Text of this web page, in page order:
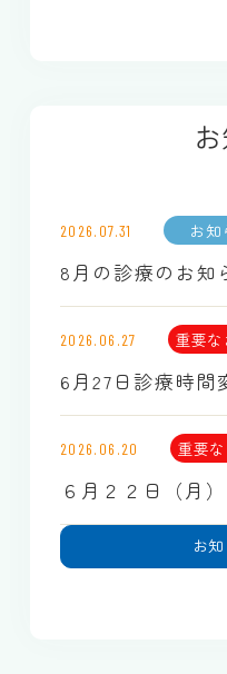
2026.07.31 お知
8月の診療のお知
2026.06.27 重要
6月27日診療時間
2026.06.20 重要
お